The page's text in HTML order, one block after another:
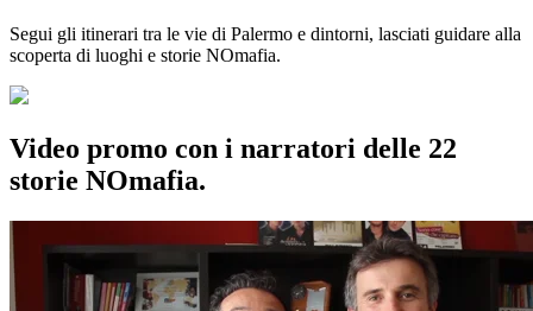
Segui gli itinerari tra le vie di Palermo e dintorni, lasciati guidare alla
scoperta di luoghi e storie NOmafia.
Video promo con i narratori delle 22
storie NOmafia.